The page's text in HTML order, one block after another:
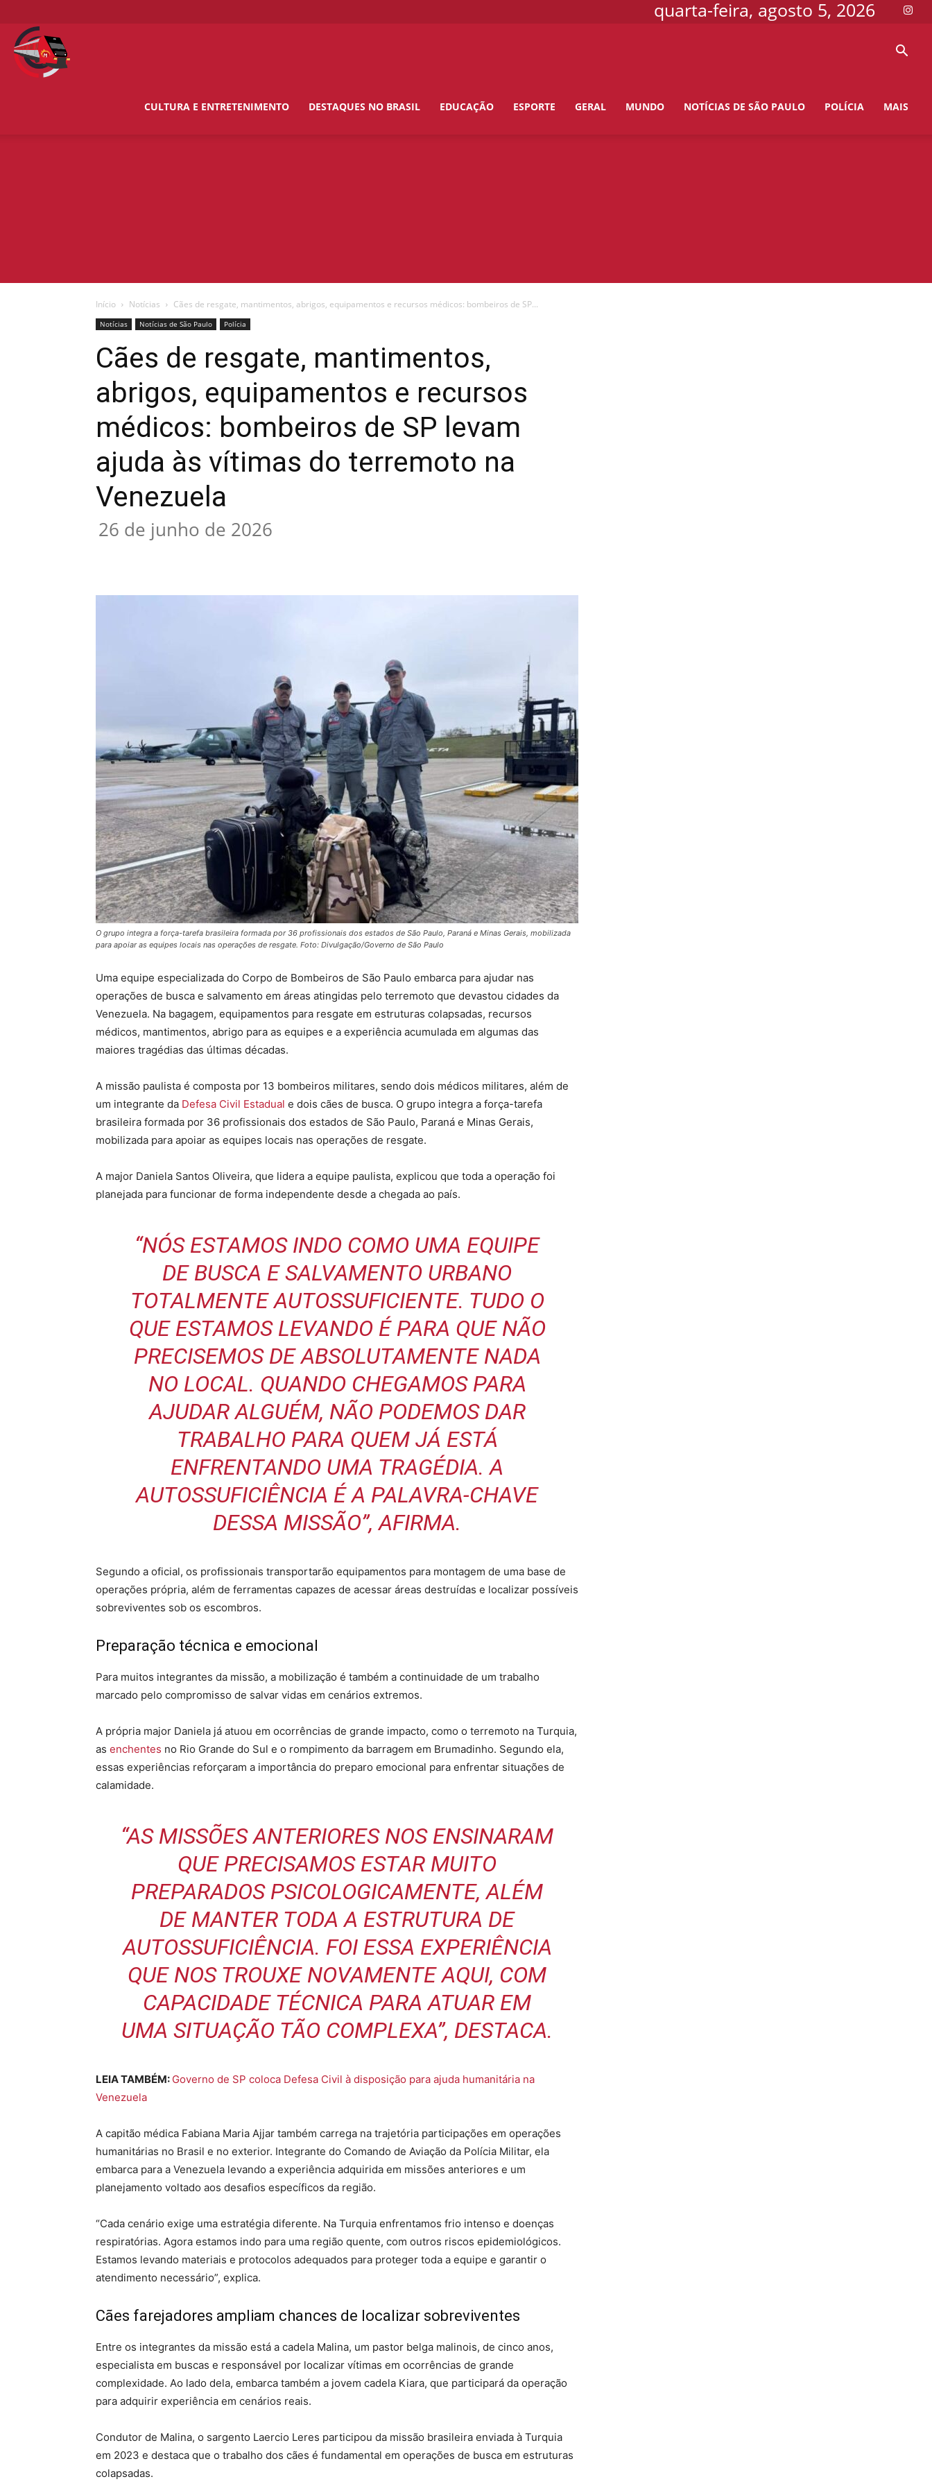
quarta-feira, agosto 5, 2026
CULTURA E ENTRETENIMENTO DESTAQUES NO BRASIL EDUCAÇÃO ESPORTE GERAL MUNDO NOTÍCIAS DE SÃO PAULO POLÍCIA MAIS
Início Notícias Cães de resgate, mantimentos, abrigos, equipamentos e recursos médicos: bombeiros de SP...
Notícias Notícias de São Paulo Polícia
Cães de resgate, mantimentos,
abrigos, equipamentos e recursos
médicos: bombeiros de SP levam
ajuda às vítimas do terremoto na
Venezuela
26 de junho de 2026
O grupo integra a força-tarefa brasileira formada por 36 profissionais dos estados de São Paulo, Paraná e Minas Gerais, mobilizada
para apoiar as equipes locais nas operações de resgate. Foto: Divulgação/Governo de São Paulo
Uma equipe especializada do Corpo de Bombeiros de São Paulo embarca para ajudar nas
operações de busca e salvamento em áreas atingidas pelo terremoto que devastou cidades da
Venezuela. Na bagagem, equipamentos para resgate em estruturas colapsadas, recursos
médicos, mantimentos, abrigo para as equipes e a experiência acumulada em algumas das
maiores tragédias das últimas décadas.
A missão paulista é composta por 13 bombeiros militares, sendo dois médicos militares, além de
um integrante da Defesa Civil Estadual e dois cães de busca. O grupo integra a força-tarefa
brasileira formada por 36 profissionais dos estados de São Paulo, Paraná e Minas Gerais,
mobilizada para apoiar as equipes locais nas operações de resgate.
A major Daniela Santos Oliveira, que lidera a equipe paulista, explicou que toda a operação foi
planejada para funcionar de forma independente desde a chegada ao país.
“NÓS ESTAMOS INDO COMO UMA EQUIPE
DE BUSCA E SALVAMENTO URBANO
TOTALMENTE AUTOSSUFICIENTE. TUDO O
QUE ESTAMOS LEVANDO É PARA QUE NÃO
PRECISEMOS DE ABSOLUTAMENTE NADA
NO LOCAL. QUANDO CHEGAMOS PARA
AJUDAR ALGUÉM, NÃO PODEMOS DAR
TRABALHO PARA QUEM JÁ ESTÁ
ENFRENTANDO UMA TRAGÉDIA. A
AUTOSSUFICIÊNCIA É A PALAVRA-CHAVE
DESSA MISSÃO”, AFIRMA.
Segundo a oficial, os profissionais transportarão equipamentos para montagem de uma base de
operações própria, além de ferramentas capazes de acessar áreas destruídas e localizar possíveis
sobreviventes sob os escombros.
Preparação técnica e emocional
Para muitos integrantes da missão, a mobilização é também a continuidade de um trabalho
marcado pelo compromisso de salvar vidas em cenários extremos.
A própria major Daniela já atuou em ocorrências de grande impacto, como o terremoto na Turquia,
as enchentes no Rio Grande do Sul e o rompimento da barragem em Brumadinho. Segundo ela,
essas experiências reforçaram a importância do preparo emocional para enfrentar situações de
calamidade.
“AS MISSÕES ANTERIORES NOS ENSINARAM
QUE PRECISAMOS ESTAR MUITO
PREPARADOS PSICOLOGICAMENTE, ALÉM
DE MANTER TODA A ESTRUTURA DE
AUTOSSUFICIÊNCIA. FOI ESSA EXPERIÊNCIA
QUE NOS TROUXE NOVAMENTE AQUI, COM
CAPACIDADE TÉCNICA PARA ATUAR EM
UMA SITUAÇÃO TÃO COMPLEXA”, DESTACA.
LEIA TAMBÉM: Governo de SP coloca Defesa Civil à disposição para ajuda humanitária na
Venezuela
A capitão médica Fabiana Maria Ajjar também carrega na trajetória participações em operações
humanitárias no Brasil e no exterior. Integrante do Comando de Aviação da Polícia Militar, ela
embarca para a Venezuela levando a experiência adquirida em missões anteriores e um
planejamento voltado aos desafios específicos da região.
“Cada cenário exige uma estratégia diferente. Na Turquia enfrentamos frio intenso e doenças
respiratórias. Agora estamos indo para uma região quente, com outros riscos epidemiológicos.
Estamos levando materiais e protocolos adequados para proteger toda a equipe e garantir o
atendimento necessário”, explica.
Cães farejadores ampliam chances de localizar sobreviventes
Entre os integrantes da missão está a cadela Malina, um pastor belga malinois, de cinco anos,
especialista em buscas e responsável por localizar vítimas em ocorrências de grande
complexidade. Ao lado dela, embarca também a jovem cadela Kiara, que participará da operação
para adquirir experiência em cenários reais.
Condutor de Malina, o sargento Laercio Leres participou da missão brasileira enviada à Turquia
em 2023 e destaca que o trabalho dos cães é fundamental em operações de busca em estruturas
colapsadas.